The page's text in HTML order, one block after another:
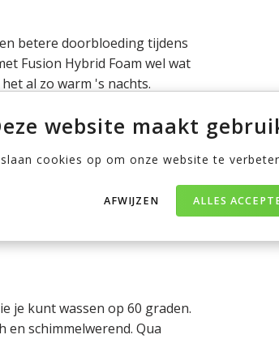
betere doorbloeding tijdens
Fusion Hybrid Foam wel wat
al zo warm 's nachts.
de uitermate ventilerende
een stuk dunner dan de
de beide type schuimen.
kan je bijvoorbeeld op de
op de Fusion Hybrid Foam
je kunt wassen op 60 graden.
schimmelwerend. Qua
website maakt
cookies op om onze website te
ALLES
AFWIJZEN